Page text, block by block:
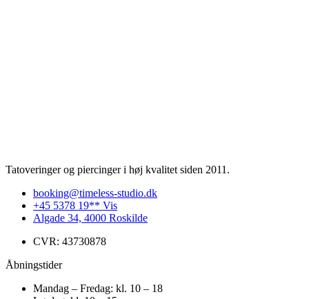
Tatoveringer og piercinger i høj kvalitet siden 2011.
booking@timeless-studio.dk
+45 5378 19** Vis
Algade 34, 4000 Roskilde
CVR: 43730878
Åbningstider
Mandag – Fredag: kl. 10 – 18